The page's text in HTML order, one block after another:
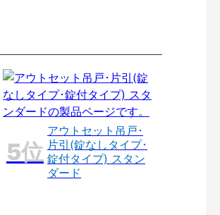
アウトセット吊戸･
片引(錠なしタイプ･
錠付タイプ) スタン
ダード